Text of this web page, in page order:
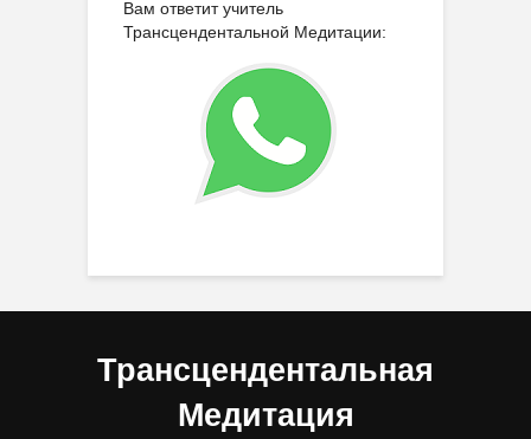
Вам ответит учитель
Трансцендентальной Медитации:
Трансцендентальная
Медитация